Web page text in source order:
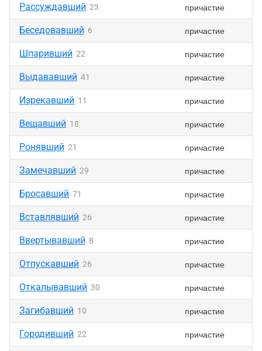
Рассуждавший 23 причастие
Беседовавший 6 причастие
Шпаривший 22 причастие
Выдававший 41 причастие
Изрекавший 11 причастие
Вещавший 18 причастие
Ронявший 21 причастие
Замечавший 29 причастие
Бросавший 71 причастие
Вставлявший 26 причастие
Ввертывавший 8 причастие
Отпускавший 26 причастие
Откалывавший 30 причастие
Загибавший 10 причастие
Городивший 22 причастие